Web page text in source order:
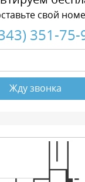
свой
351-75-
Жду звонка